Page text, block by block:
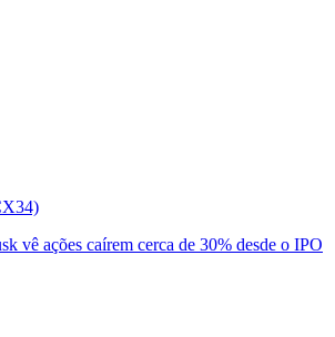
vê ações caírem cerca de 30% desde o IPO